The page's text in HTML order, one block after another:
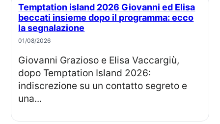
Temptation island 2026 Giovanni ed Elisa
beccati insieme dopo il programma: ecco
la segnalazione
01/08/2026
Giovanni Grazioso e Elisa Vaccargiù,
dopo Temptation Island 2026:
indiscrezione su un contatto segreto e
una...